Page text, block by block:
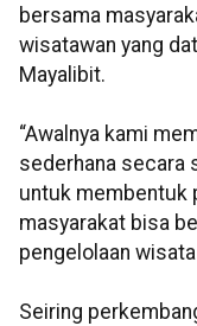
bersama
wisatawan yang
Mayalibit.
“Awalnya kami
sederhana secara
untuk membentuk
masyarakat bisa
pengelolaan
Seiring